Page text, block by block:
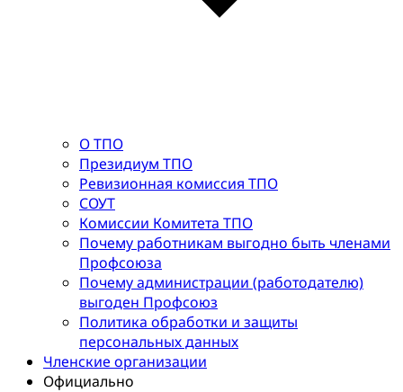
О ТПО
Президиум ТПО
Ревизионная комиссия ТПО
СОУТ
Комиссии Комитета ТПО
Почему работникам выгодно быть членами
Профсоюза
Почему администрации (работодателю)
выгоден Профсоюз
Политика обработки и защиты
персональных данных
Членские организации
Официально